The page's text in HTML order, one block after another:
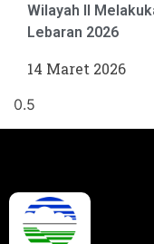
Wilayah II
Lebaran 2026
14 Maret 2026